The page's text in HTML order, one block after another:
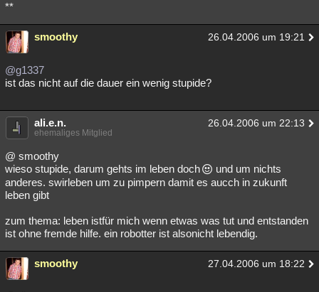
**
smoothy 26.04.2006 um 19:21
@g1337
ist das nicht auf die dauer ein wenig stupide?
ali.e.n. 26.04.2006 um 22:13
ehemaliges Mitglied
@ smoothy
wieso stupide, darum gehts im leben doch
und um nichts
anderes. swirleben um zu pimpern damit es aucch in zukunft
leben gibt
zum thema: leben istfür mich wenn etwas was tut und entstanden
ist ohne fremde hilfe. ein robotter ist alsonicht lebendig.
smoothy 27.04.2006 um 18:22